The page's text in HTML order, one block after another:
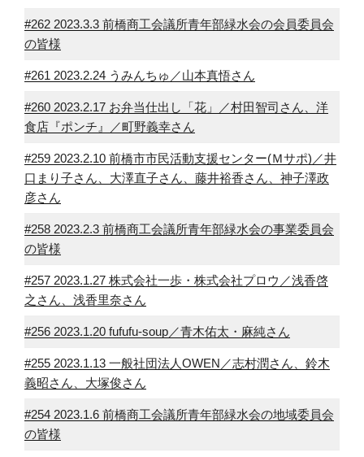
#262 2023.3.3 前橋商工会議所青年部緑水会の会員委員会
の皆様
#261 2023.2.24 うみんちゅ／山本真悟さん
#260 2023.2.17 お弁当仕出し「花」／村田智司さん、洋
食店『ポンチ』／町野義幸さん
#259 2023.2.10 前橋市市民活動支援センター(Ｍサポ)／井
口まり子さん、大澤直子さん、藤井裕香さん、神子澤政
彦さん
#258 2023.2.3 前橋商工会議所青年部緑水会の事業委員会
の皆様
#257 2023.1.27 株式会社一歩・株式会社プロウ／浅香啓
之さん、浅香里奈さん
#256 2023.1.20 fufufu-soup／青木佑太・麻純さん
#255 2023.1.13 一般社団法人OWEN／志村潤さん、鈴木
義昭さん、大塚俊さん
#254 2023.1.6 前橋商工会議所青年部緑水会の地域委員会
の皆様